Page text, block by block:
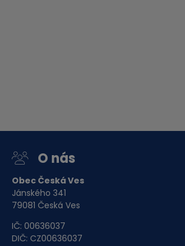
O nás
Obec Česká Ves
Jánského 341
79081 Česká Ves
IČ: 00636037
DIČ: CZ00636037